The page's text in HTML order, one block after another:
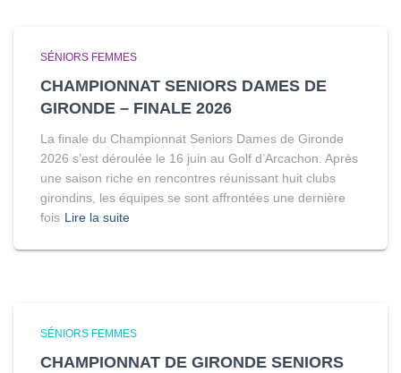
SÉNIORS FEMMES
CHAMPIONNAT SENIORS DAMES DE
GIRONDE – FINALE 2026
La finale du Championnat Seniors Dames de Gironde
2026 s’est déroulée le 16 juin au Golf d’Arcachon. Après
une saison riche en rencontres réunissant huit clubs
girondins, les équipes se sont affrontées une dernière
fois Lire la suite
SÉNIORS FEMMES
CHAMPIONNAT DE GIRONDE SENIORS